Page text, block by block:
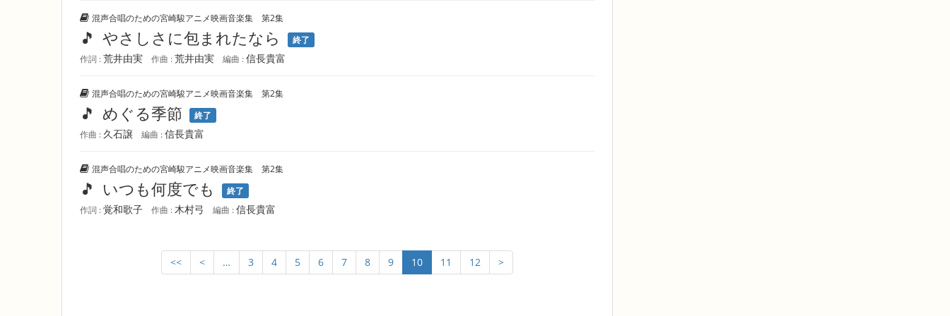
混声合唱のための宮崎駿アニメ映画音楽集 第2集
🎵 やさしさに包まれたなら 終了
作詞 :荒井由実 作曲 :荒井由実 編曲 :信長貴富
混声合唱のための宮崎駿アニメ映画音楽集 第2集
🎵 めぐる季節 終了
作曲 : 久石譲 編曲 :信長貴富
混声合唱のための宮崎駿アニメ映画音楽集 第2集
🎵 いつも何度でも 終了
作詞 :覚和歌子 作曲 :木村弓 編曲 :信長貴富
<< < … 3 4 5 6 7 8 9 10 11 12 >